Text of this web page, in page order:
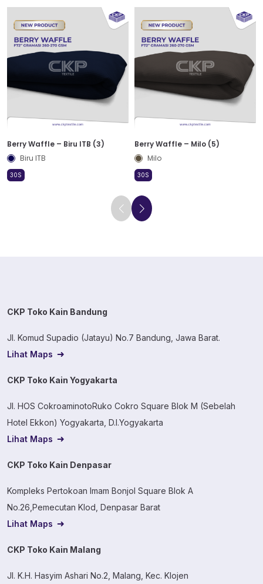
Berry Waffle – Biru ITB (3)
Biru ITB
30S
Berry Waffle – Milo (5)
Milo
30S
CKP Toko Kain Bandung
Jl. Komud Supadio (Jatayu) No.7 Bandung, Jawa Barat.
Lihat Maps
CKP Toko Kain Yogyakarta
Jl. HOS CokroaminotoRuko Cokro Square Blok M (Sebelah
Hotel Ekkon) Yogyakarta, D.I.Yogyakarta
Lihat Maps
CKP Toko Kain Denpasar
Kompleks Pertokoan Imam Bonjol Square Blok A
No.26,Pemecutan Klod, Denpasar Barat
Lihat Maps
CKP Toko Kain Malang
Jl. K.H. Hasyim Ashari No.2, Malang, Kec. Klojen